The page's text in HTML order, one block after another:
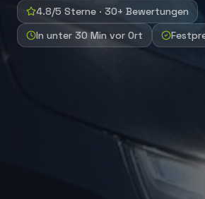
4.8/5 Sterne · 30+ Bewertungen
In unter 30 Min vor Ort